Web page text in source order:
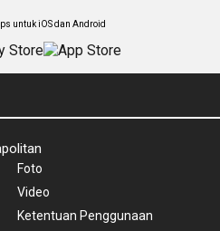
untuk iOS dan Android
Foto
Video
Ketentuan Penggunaan